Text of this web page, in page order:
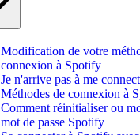
Modification de votre
connexion à Spotify
Je n'arrive pas à me
Méthodes de connexion à
Comment réinitialiser ou
mot de passe Spotify